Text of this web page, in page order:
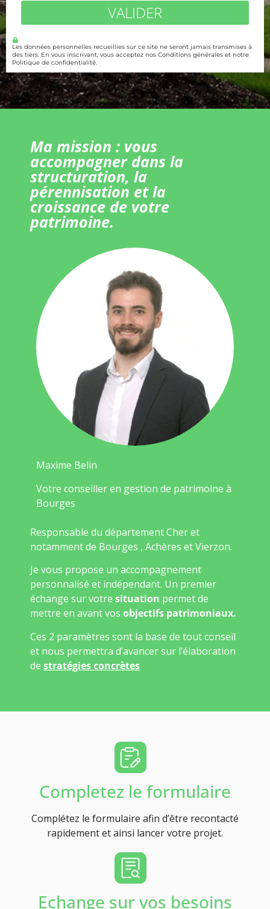
VALIDER
Les données personnelles recueillies sur ce site ne seront jamais transmises à
des tiers. En vous inscrivant, vous acceptez nos Conditions générales et notre
Politique de confidentialité.
Ma mission : vous
accompagner dans la
structuration, la
pérennisation et la
croissance de votre
patrimoine.
Maxime Belin
Votre conseiller en gestion de patrimoine à
Bourges
Responsable du département Cher et
notamment de Bourges , Achères et Vierzon.
Je vous propose un accompagnement
personnalisé et indépendant. Un premier
échange sur votre situation permet de
mettre en avant vos objectifs patrimoniaux.
Ces 2 paramètres sont la base de tout conseil
et nous permettra d’avancer sur l’élaboration
de stratégies concrètes
Completez le formulaire
Complétez le formulaire afin d’être recontacté
rapidement et ainsi lancer votre projet.
Echange sur vos besoins